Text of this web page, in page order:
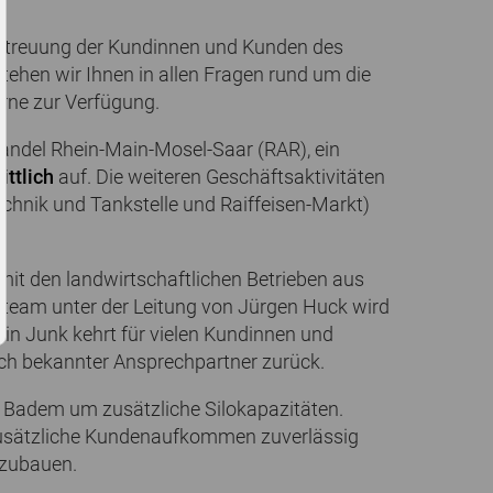
der Kundinnen und Kunden des
wir Ihnen in allen Fragen rund um die
zur Verfügung.
Rhein-Main-Mosel-Saar (RAR), ein
auf. Die weiteren Geschäftsaktivitäten
und Tankstelle und Raiffeisen-Markt)
den landwirtschaftlichen Betrieben aus
unter der Leitung von Jürgen Huck wird
Junk kehrt für vielen Kundinnen und
bekannter Ansprechpartner zurück.
um zusätzliche Silokapazitäten.
Kundenaufkommen zuverlässig